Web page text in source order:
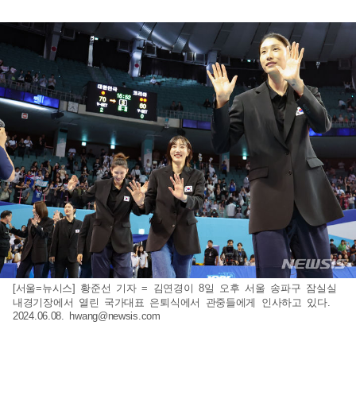
[서울=뉴시스] 황준선 기자 = 김연경이 8일 오후 서울 송파구 잠실실
내경기장에서 열린 국가대표 은퇴식에서 관중들에게 인사하고 있다.
2024.06.08.
hwang@newsis.com